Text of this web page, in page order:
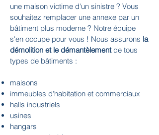
une maison victime d'un sinistre ? Vous
souhaitez remplacer une annexe par un
bâtiment plus moderne ? Notre équipe
s'en occupe pour vous ! Nous assurons la
démolition et le démantèlementde tous
types de bâtiments :
maisons
immeubles d'habitation et commerciaux
halls industriels
usines
hangars